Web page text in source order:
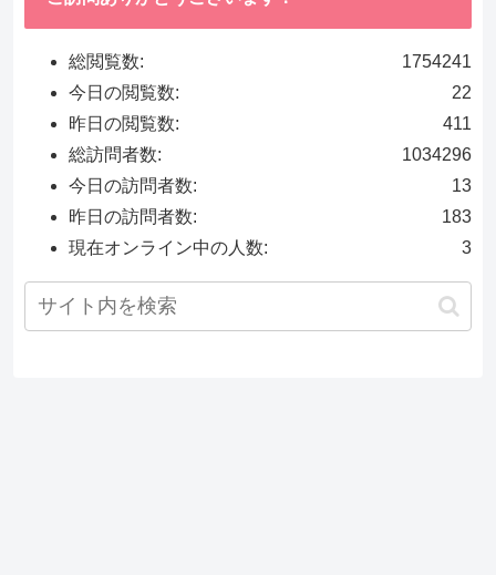
1754241
総閲覧数:
22
今日の閲覧数:
411
昨日の閲覧数:
1034296
総訪問者数:
13
今日の訪問者数:
183
昨日の訪問者数:
3
現在オンライン中の人数: